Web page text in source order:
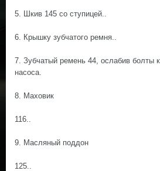
5. Шкив 145 со ступицей..
6. Крышку зубчатого ремня..
7. Зубчатый ремень 44, ослабив болты
насоса.
8. Маховик
116..
9. Масляный поддон
125..